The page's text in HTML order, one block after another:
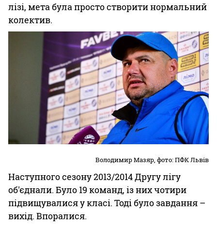
лізі, мета була просто створити нормальний
колектив.
Володимир Мазяр, фото: ПФК Львів
Наступного сезону 2013/2014 Другу лігу
об'єднали. Було 19 команд, із них чотири
підвищувалися у класі. Тоді було завдання –
вихід. Впоралися.